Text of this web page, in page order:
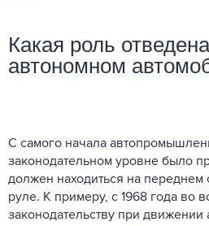
Какая роль
автономном
С самого начала
законодательном уровне было
должен находиться на переднем
руле. К примеру, с 1968 года во
законодательству при движении